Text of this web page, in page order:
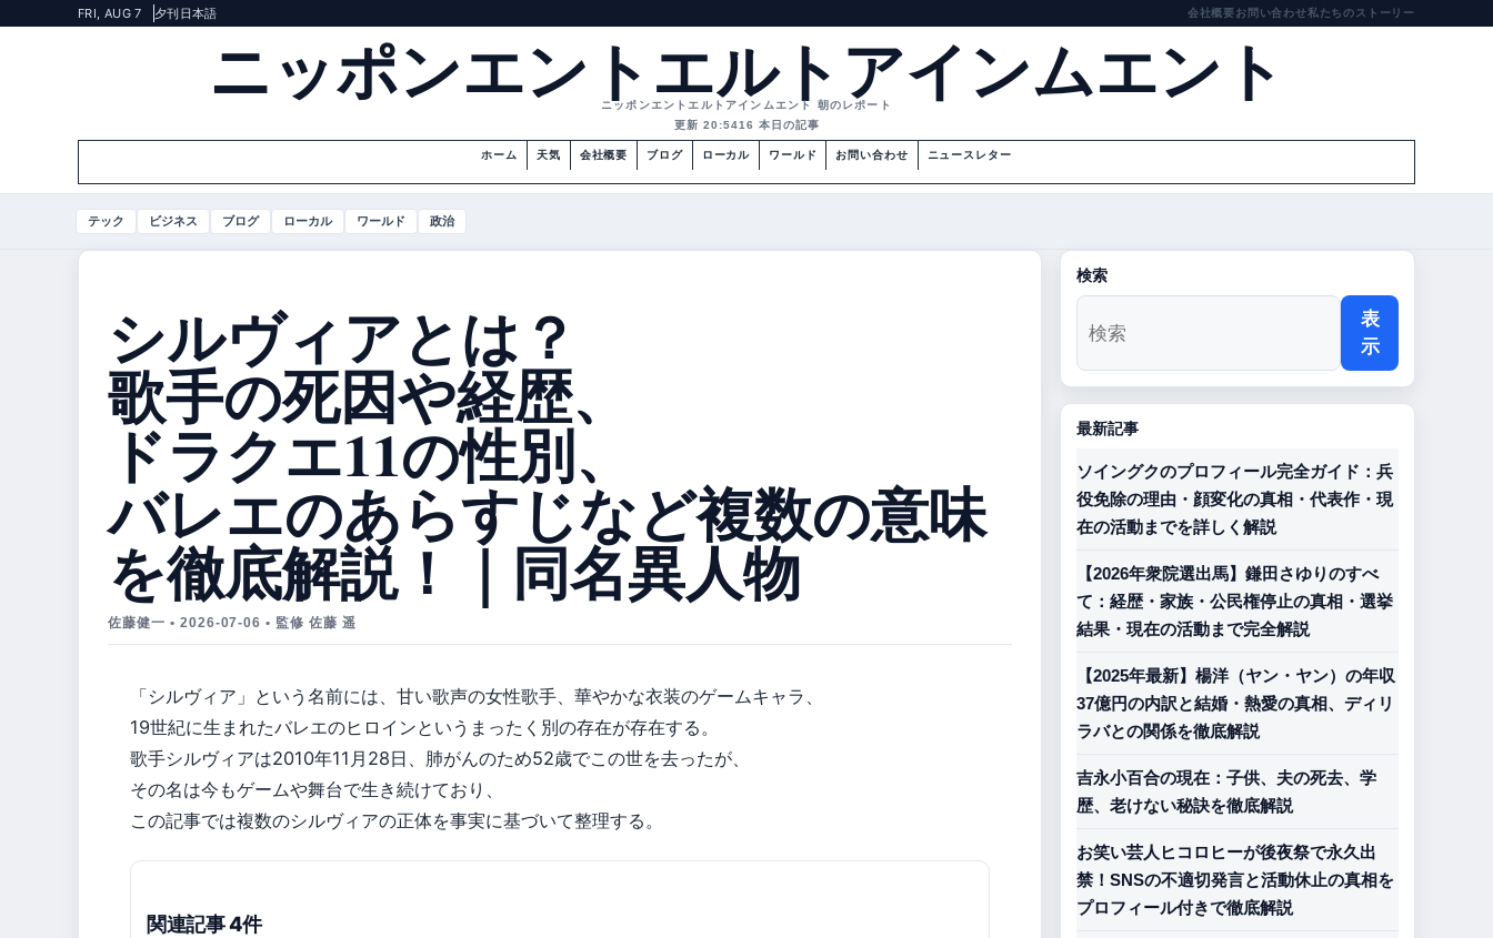
FRI, AUG 7 夕刊 日本語 会社概要お問い合わせ私たちのストーリー
ニッポンエントエルトアインムエント
ニッポンエントエルトアインムエント 朝のレポート
更新 20:5416 本日の記事
ホーム 天気 会社概要 ブログ ローカル ワールド お問い合わせ ニュースレター
テック ビジネス ブログ ローカル ワールド 政治
シルヴィアとは？
歌手の死因や経歴、
ドラクエ11の性別、
バレエのあらすじなど複数の意味
を徹底解説！｜同名異人物
佐藤健一 • 2026-07-06 • 監修 佐藤 遥
「シルヴィア」という名前には、甘い歌声の女性歌手、華やかな衣装のゲームキャラ、
19世紀に生まれたバレエのヒロインというまったく別の存在が存在する。
歌手シルヴィアは2010年11月28日、肺がんのため52歳でこの世を去ったが、
その名は今もゲームや舞台で生き続けており、
この記事では複数のシルヴィアの正体を事実に基づいて整理する。
関連記事 4件
検索
表
示
最新記事
ソイングクのプロフィール完全ガイド：兵
役免除の理由・顔変化の真相・代表作・現
在の活動までを詳しく解説
【2026年衆院選出馬】鎌田さゆりのすべ
て：経歴・家族・公民権停止の真相・選挙
結果・現在の活動まで完全解説
【2025年最新】楊洋（ヤン・ヤン）の年収
37億円の内訳と結婚・熱愛の真相、ディリ
ラバとの関係を徹底解説
吉永小百合の現在：子供、夫の死去、学
歴、老けない秘訣を徹底解説
お笑い芸人ヒコロヒーが後夜祭で永久出
禁！SNSの不適切発言と活動休止の真相を
プロフィール付きで徹底解説